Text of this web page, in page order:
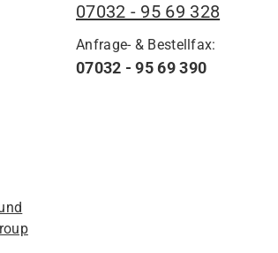
07032 - 95 69 328
Anfrage- & Bestellfax:
07032 - 95 69 390